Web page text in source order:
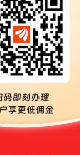
划回购
量区间
(股)
占公告前
一日总股
本比例(%)
计划回购
金额区间
暂无数据